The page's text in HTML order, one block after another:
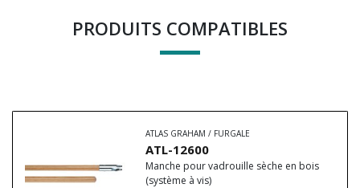
PRODUITS COMPATIBLES
ATLAS GRAHAM / FURGALE
ATL-12600
Manche pour vadrouille sèche en bois
(système à vis)